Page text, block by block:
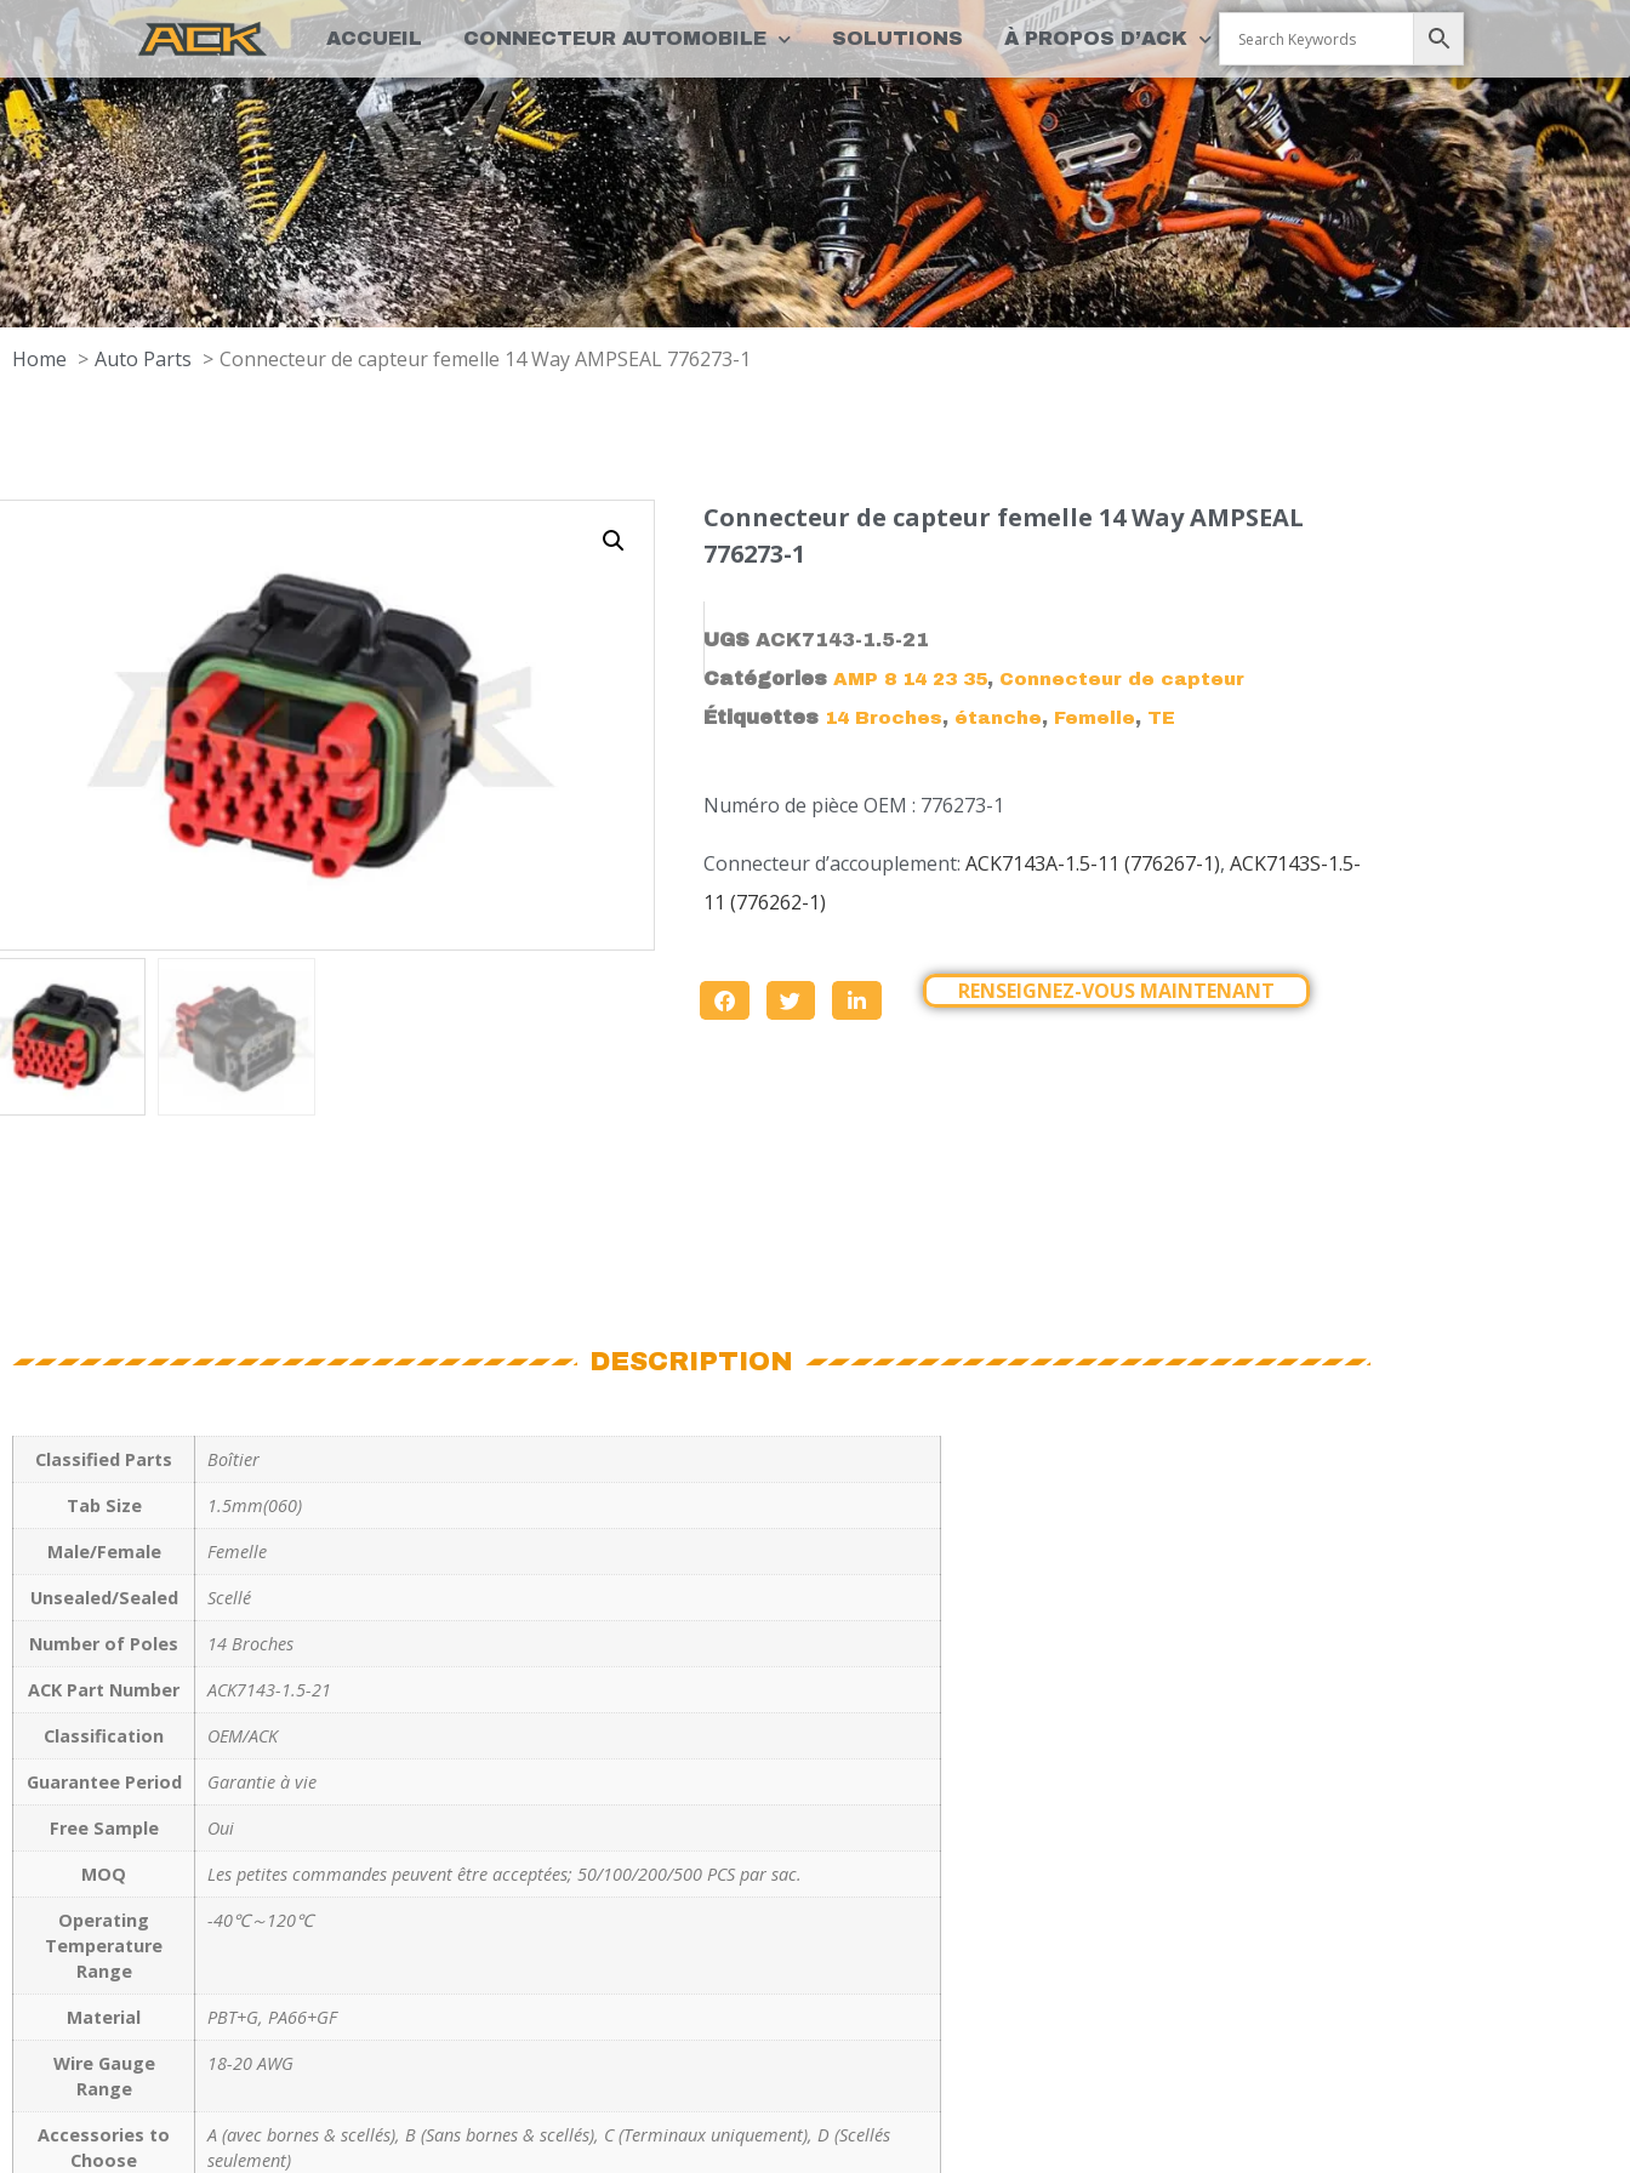
ACCUEIL CONNECTEUR AUTOMOBILE SOLUTIONS À PROPOS D’ACK
Home Auto Parts Connecteur de capteur femelle 14 Way AMPSEAL 776273-1
Connecteur de capteur femelle 14 Way AMPSEAL
776273-1
UGS ACK7143-1.5-21
Catégories AMP 8 14 23 35, Connecteur de capteur
Étiquettes 14 Broches, étanche, Femelle, TE
Numéro de pièce OEM : 776273-1
Connecteur d’accouplement: ACK7143A-1.5-11 (776267-1), ACK7143S-1.5-
11 (776262-1)
RENSEIGNEZ-VOUS MAINTENANT
DESCRIPTION
Classified Parts
Boîtier
Tab Size
1.5mm(060)
Male/Female
Femelle
Unsealed/Sealed
Scellé
Number of Poles
14 Broches
ACK Part Number
ACK7143-1.5-21
Classification
OEM/ACK
Guarantee Period
Garantie à vie
Free Sample
Oui
MOQ
Les petites commandes peuvent être acceptées; 50/100/200/500 PCS par sac.
Operating
Temperature
Range
-40℃～120℃
Material
PBT+G, PA66+GF
Wire Gauge
Range
18-20 AWG
Accessories to
Choose
A (avec bornes & scellés), B (Sans bornes & scellés), C (Terminaux uniquement), D (Scellés
seulement)